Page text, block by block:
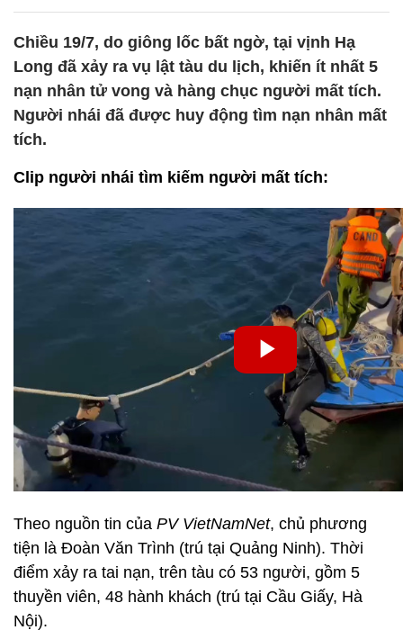
Chiều 19/7, do giông lốc bất ngờ, tại vịnh Hạ
Long đã xảy ra vụ lật tàu du lịch, khiến ít nhất 5
nạn nhân tử vong và hàng chục người mất tích.
Người nhái đã được huy động tìm nạn nhân mất
tích.
Clip người nhái tìm kiếm người mất tích:
Theo nguồn tin của PV VietNamNet, chủ phương
tiện là Đoàn Văn Trình (trú tại Quảng Ninh). Thời
điểm xảy ra tai nạn, trên tàu có 53 người, gồm 5
thuyền viên, 48 hành khách (trú tại Cầu Giấy, Hà
Nội).